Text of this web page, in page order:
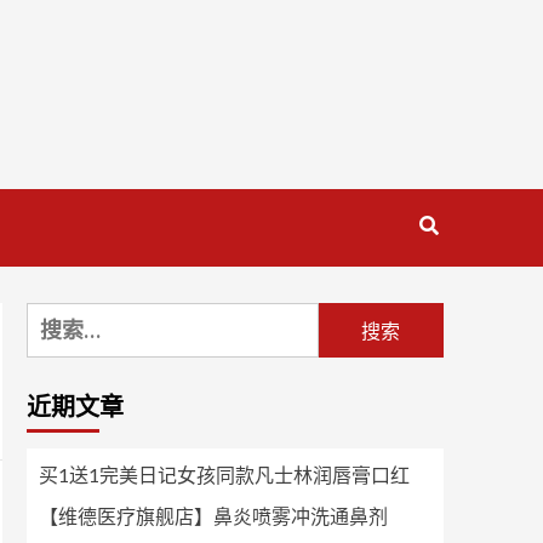
搜
索：
近期文章
买1送1完美日记女孩同款凡士林润唇膏口红
【维德医疗旗舰店】鼻炎喷雾冲洗通鼻剂